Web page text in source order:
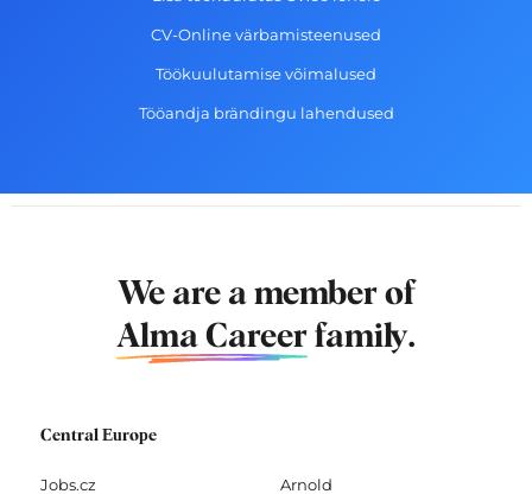
CV-Online värbamisteenused
Töökuulutamise võimalused
Tööandja brändingu lahendused
We are a member of
Alma Career family.
Central Europe
Jobs.cz
Arnold